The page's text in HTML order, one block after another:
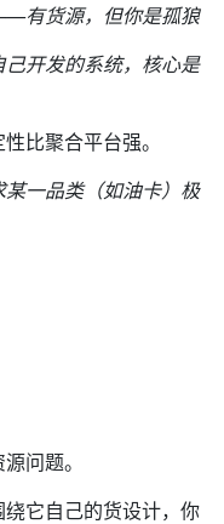
有货源，但你是孤狼
开发的系统，核心是
比聚合平台强。
一品类（如油卡）极
问题。
它自己的货设计，你